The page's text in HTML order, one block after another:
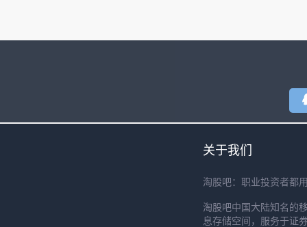
关于我们
淘股吧：职业投资者都
淘股吧中国大陆知名的
息存储空间，服务于证